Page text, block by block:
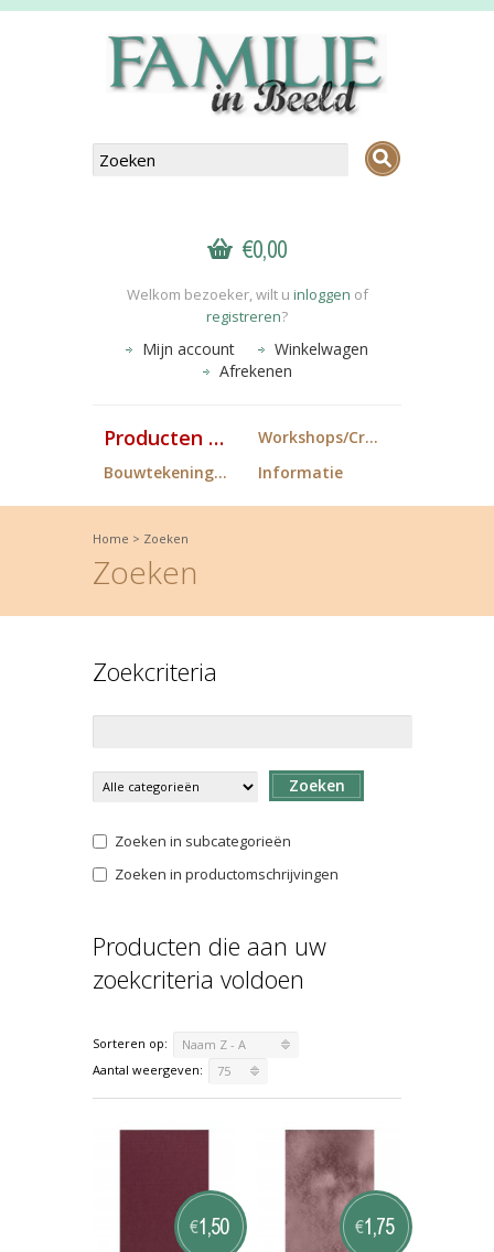
€0,00
Welkom bezoeker, wilt u inloggen of
registreren?
Mijn account
Winkelwagen
Afrekenen
Producten FiB
Workshops/Cropdagen
Bouwtekeningen
Informatie
Home > Zoeken
Zoeken
Zoekcriteria
Zoeken
Zoeken in subcategorieën
Zoeken in productomschrijvingen
Producten die aan uw
zoekcriteria voldoen
Sorteren op:
Naam Z - A
Aantal weergeven:
75
€1,50 €1,75